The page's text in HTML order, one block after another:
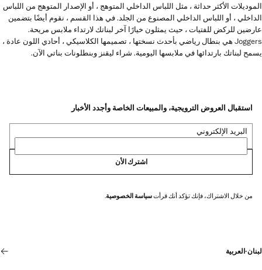
الموديلات الأكثر حداثة ، مثل اللباس الداخلي المتوهج ، أو الإصدار المتوهج من اللباس
الداخلي ، أو اللباس الداخلي المصنوع من الجلد. في هذا القسم ، نقوم أيضًا بتضمين
عارضين للركض للفتيات ، حيث يمثلون خيارًا آخر لبناتك لارتداء ملابس مريحة.
Joggers هي بنطال رياضي بأحدث نسختها ، تصميمها الكلاسيكي ، أحادي اللون عادة ،
يسمح لبناتك بارتدائها في ملابسها اليومية. شراء ليقنز وبنطلونات بناتي الآن.
استقبال العروض الترويجية، والمبيعات الخاصة وأجدد الأخبار
البريد الإلكتروني
اشترك الأن
من خلال الاشتراك، فإنك تؤكد أنك قرأتسياسة الخصوصية.
لبنان·العربية